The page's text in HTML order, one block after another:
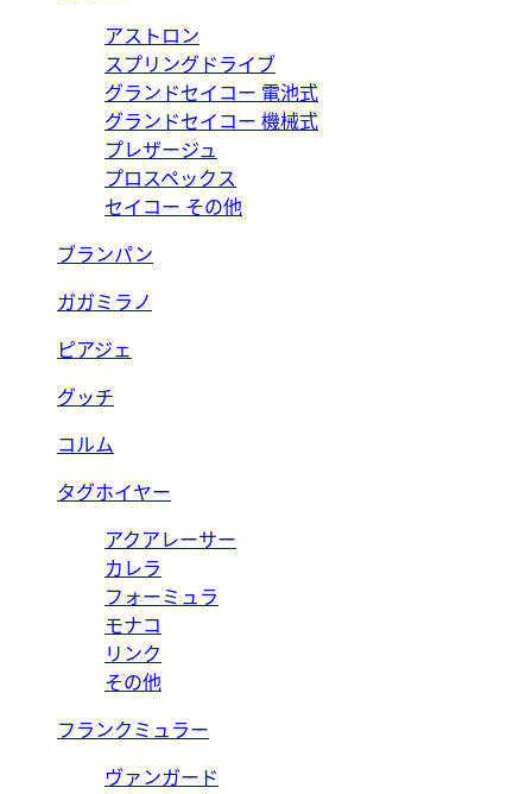
アストロン
スプリングドライブ
グランドセイコー 電池式
グランドセイコー 機械式
プレザージュ
プロスペックス
セイコー その他
ブランパン
ガガミラノ
ピアジェ
グッチ
コルム
タグホイヤー
アクアレーサー
カレラ
フォーミュラ
モナコ
リンク
その他
フランクミュラー
ヴァンガード